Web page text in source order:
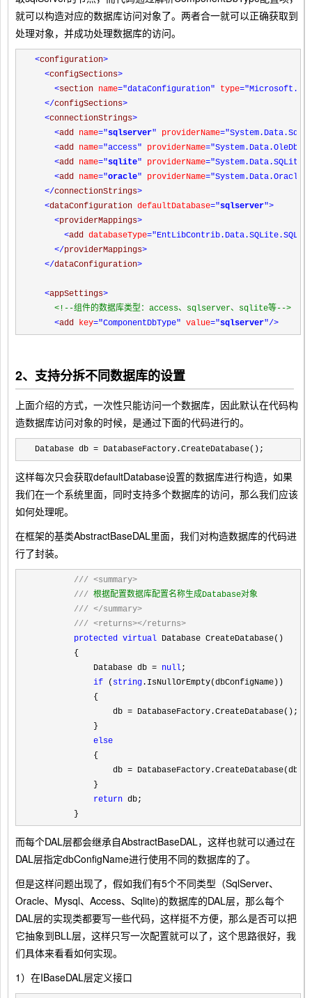
就可以构造对应的数据库访问对象了。两者合一就可以正确获取到
处理对象，并成功处理数据库的访问。
<configuration>
<configSections>
<section name="dataConfiguration" type
</configSections>
<connectionStrings>
<add name="sqlserver" providerName
<add name="access" providerName="System.Data.OleDb"
<add name="sqlite" providerName="System.Data.SQLite"
<add name="oracle" providerName
</connectionStrings>
<dataConfiguration defaultDatabase="sqlserver">
<providerMappings>
<add databaseType
</providerMappings>
</dataConfiguration>
<appSettings>
<!--组件的数据库类型：access、sqlserver、sqlite等-->
<add key="ComponentDbType" value="sqlserver"/>
2、支持分拆不同数据库的设置
上面介绍的方式，一次性只能访问一个数据库，因此默认在代码构
造数据库访问对象的时候，是通过下面的代码进行的。
Database db = DatabaseFactory.CreateDatabase();
这样每次只会获取defaultDatabase设置的数据库进行构造，如果
我们在一个系统里面，同时支持多个数据库的访问，那么我们应该
如何处理呢。
在框架的基类AbstractBaseDAL里面，我们对构造数据库的代码进
行了封装。
/// <summary>
/// 根据配置数据库配置名称生成Database对象
/// </summary>
/// <returns></returns>
protected virtual Database CreateDatabase()
        {
            Database db
= null;
if ( string .IsNullOrEmpty(dbConfigName))
            {
                db
= DatabaseFactory.CreateDatabase();
            }
else
            {
                db
=
            }
return db;
        }
而每个DAL层都会继承自AbstractBaseDAL，这样也就可以通过在
DAL层指定dbConfigName进行使用不同的数据库的了。
但是这样问题出现了，假如我们有5个不同类型（SqlServer、
Oracle、Mysql、Access、Sqlite)的数据库的DAL层，那么每个
DAL层的实现类都要写一些代码，这样挺不方便，那么是否可以把
它抽象到BLL层，这样只写一次配置就可以了，这个思路很好，我
们具体来看看如何实现。
1）在IBaseDAL层定义接口